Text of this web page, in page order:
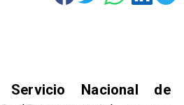
Servicio Nacional de